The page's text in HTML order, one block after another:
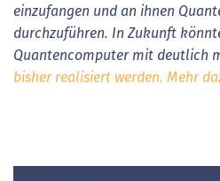
einzufangen und an ihnen
durchzuführen. In Zukunft
Quantencomputer mit deutlich
bisher realisiert werden. Mehr